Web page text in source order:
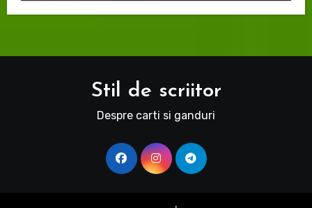
Stil de scriitor
Despre carti si ganduri